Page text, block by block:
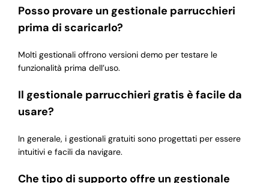
Posso provare un gestionale parrucchieri
prima di scaricarlo?
Molti gestionali offrono versioni demo per testare le
funzionalità prima dell’uso.
Il gestionale parrucchieri gratis è facile da
usare?
In generale, i gestionali gratuiti sono progettati per essere
intuitivi e facili da navigare.
Che tipo di supporto offre un gestionale